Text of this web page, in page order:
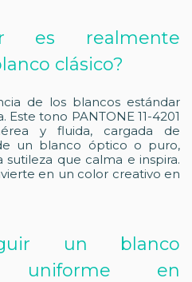
es realmente
clásico?
de los blancos estándar
tono PANTONE 11-4201
y fluida, cargada de
un blanco óptico o puro,
que calma e inspira.
en un color creativo en
un blanco
uniforme en